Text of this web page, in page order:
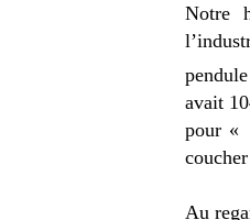
Notre
avait
pour «
Au